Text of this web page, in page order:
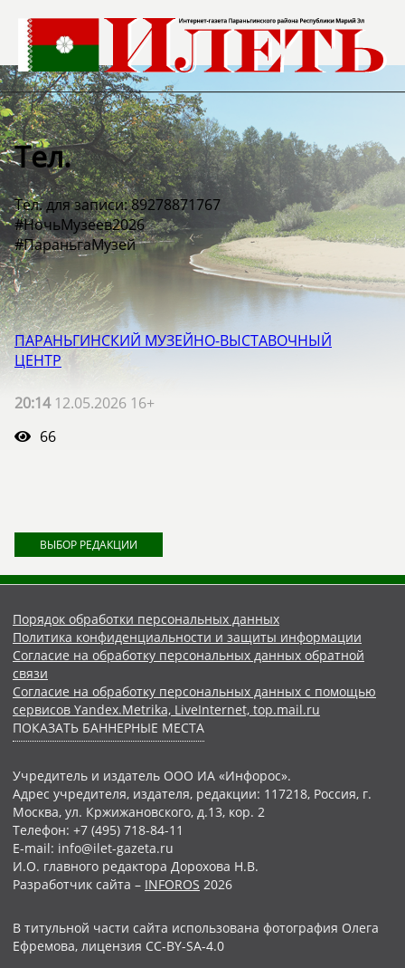
Тел.
Тел. для записи: 89278871767
#НочьМузеев2026
#ПараньгаМузей
ПАРАНЬГИНСКИЙ МУЗЕЙНО-ВЫСТАВОЧНЫЙ
ЦЕНТР
20:1412.05.2026 16+
66
ВЫБОР РЕДАКЦИИ
Порядок обработки персональных данных
Политика конфиденциальности и защиты информации
Согласие на обработку персональных данных обратной
связи
Согласие на обработку персональных данных с помощью
сервисов Yandex.Metrika, LiveInternet, top.mail.ru
ПОКАЗАТЬ БАННЕРНЫЕ МЕСТА
Учредитель и издатель ООО ИА «Инфорос».
Адрес учредителя, издателя, редакции: 117218, Россия, г.
Москва, ул. Кржижановского, д.13, кор. 2
Телефон: +7 (495) 718-84-11
E-mail: info@ilet-gazeta.ru
И.О. главного редактора Дорохова Н.В.
Разработчик сайта – INFOROS 2026
В титульной части сайта использована фотография Олега
Ефремова, лицензия CC-BY-SA-4.0